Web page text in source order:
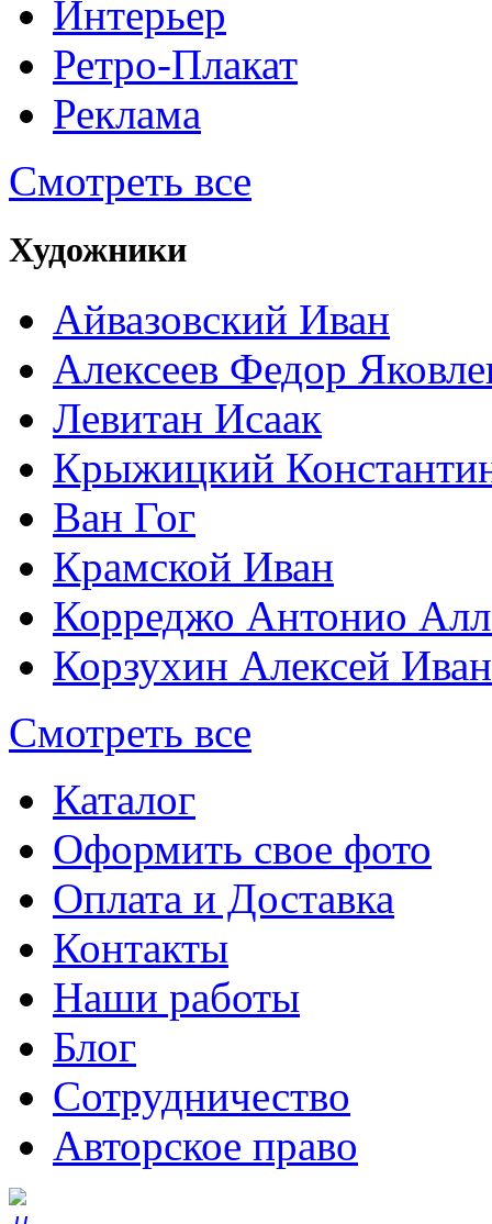
Интерьер
Ретро-Плакат
Реклама
Смотреть все
Художники
Айвазовский Иван
Алексеев Федор
Левитан Исаак
Крыжицкий
Ван Гог
Крамской Иван
Корреджо Антонио
Корзухин Алексей
Смотреть все
Каталог
Оформить свое фото
Оплата и Доставка
Контакты
Наши работы
Блог
Сотрудничество
Авторское право